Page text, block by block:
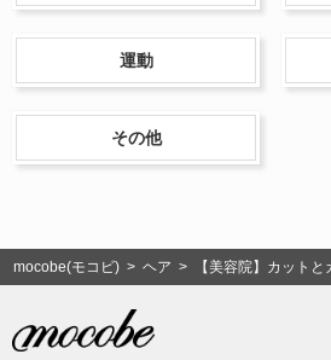
運動
その他
mocobe(モコビ) >ヘア > 【美容院】カットと